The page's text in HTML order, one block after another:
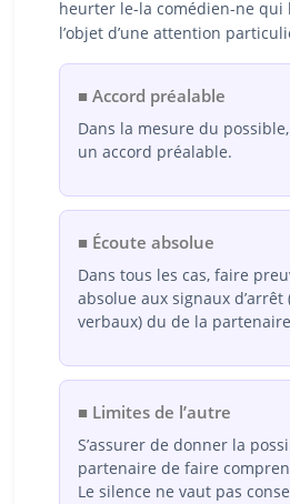
heurter le-la comédien-ne qui
l’objet d’une attention
■ Accord préalable
Dans la mesure du possible,
un accord préalable.
■ Écoute absolue
Dans tous les cas, faire
absolue aux signaux
verbaux) du de la
■ Limites de l’autre
S’assurer de donner la
partenaire de faire
Le silence ne vaut pas